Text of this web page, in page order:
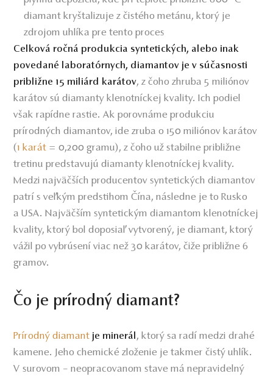
diamant kryštalizuje z čistého metánu, ktorý je
zdrojom uhlíka pre tento proces
Celková ročná produkcia syntetických, alebo inak
povedané laboratórnych, diamantov je v súčasnosti
približne 15 miliárd karátov, z čoho zhruba 5 miliónov
karátov sú diamanty klenotníckej kvality. Ich podiel
však rapídne rastie. Ak porovnáme produkciu
prírodných diamantov, ide zruba o 150 miliónov karátov
(1 karát = 0,200 gramu), z čoho už stabilne približne
tretinu predstavujú diamanty klenotníckej kvality.
Medzi najväčších producentov syntetických diamantov
patrí s veľkým predstihom Čína, následne je to Rusko
a USA. Najväčším syntetickým diamantom klenotníckej
kvality, ktorý bol doposiaľ vytvorený, je diamant, ktorý
vážil po vybrúsení viac než 30 karátov, čiže približne 6
gramov.
Čo je prírodný diamant?
Prírodný diamant je minerál , ktorý sa radí medzi drahé
kamene. Jeho chemické zloženie je takmer čistý uhlík.
V surovom – neopracovanom stave má nepravidelný